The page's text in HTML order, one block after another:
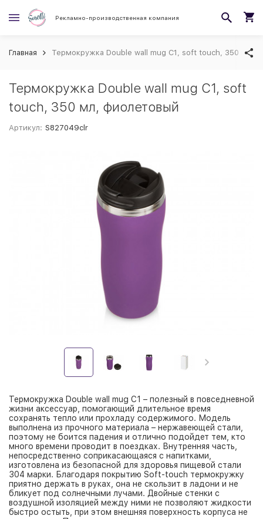
Рекламно-производственная компания
Главная Термокружка Double wall mug C1, soft touch, 350 мл,
Термокружка Double wall mug C1, soft
touch, 350 мл, фиолетовый
Артикул: S827049clr
Термокружка Double wall mug С1 – полезный в повседневной
жизни аксессуар, помогающий длительное время
сохранять тепло или прохладу содержимого. Модель
выполнена из прочного материала – нержавеющей стали,
поэтому не боится падения и отлично подойдет тем, кто
много времени проводит в поездках. Внутренняя часть,
непосредственно соприкасающаяся с напитками,
изготовлена из безопасной для здоровья пищевой стали
304 марки. Благодаря покрытию Soft-touch термокружку
приятно держать в руках, она не скользит в ладони и не
бликует под солнечными лучами. Двойные стенки с
воздушной изоляцией между ними не позволяют жидкости
быстро остыть, при этом внешняя поверхность корпуса не